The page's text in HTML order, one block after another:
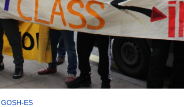
GOSH-ES